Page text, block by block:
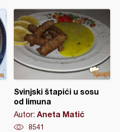
Svinjski štapići u sosu
od limuna
Autor: Aneta Matić
8541